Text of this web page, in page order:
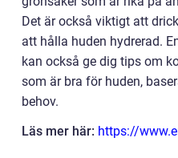
Det är också viktigt att
att hålla huden hydrerad.
kan också ge dig tips om
som är bra för huden,
behov.
Läs mer här: https://